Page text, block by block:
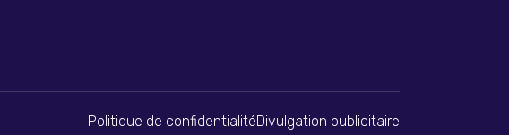
Politique de confidentialitéDivulgation publicitaire